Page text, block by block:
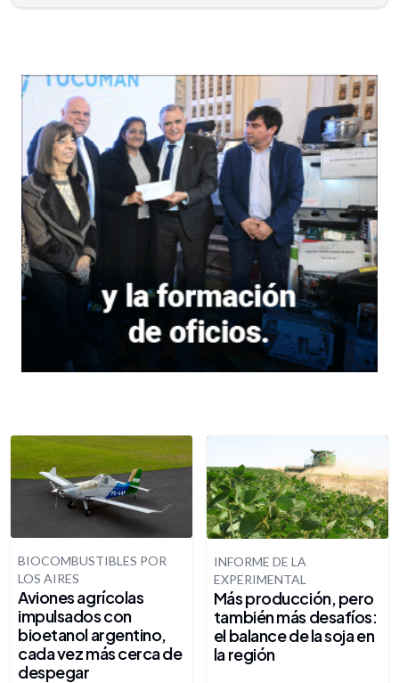
BIOCOMBUSTIBLES POR
LOS AIRES
Aviones agrícolas
impulsados con
bioetanol argentino,
cada vez más cerca de
despegar
INFORME DE LA
EXPERIMENTAL
Más producción, pero
también más desafíos:
el balance de la soja en
la región